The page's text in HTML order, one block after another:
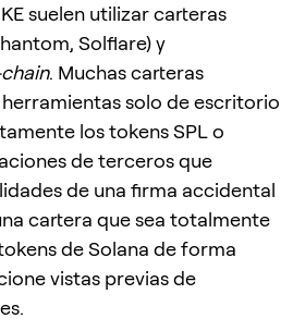
suelen utilizar carteras
Solflare) y
. Muchas carteras
solo de escritorio
los tokens SPL o
de terceros que
de una firma accidental
cartera que sea totalmente
de Solana de forma
vistas previas de